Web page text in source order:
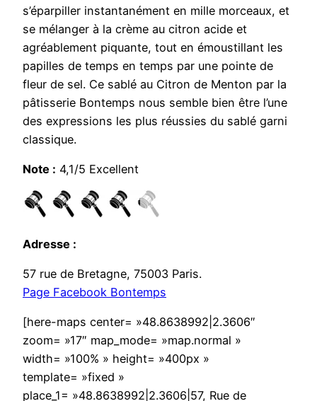
s’éparpiller instantanément en mille morceaux, et
se mélanger à la crème au citron acide et
agréablement piquante, tout en émoustillant les
papilles de temps en temps par une pointe de
fleur de sel. Ce sablé au Citron de Menton par la
pâtisserie Bontemps nous semble bien être l’une
des expressions les plus réussies du sablé garni
classique.
Note : 4,1/5 Excellent
Adresse :
57 rue de Bretagne, 75003 Paris.
Page Facebook Bontemps
[here-maps center= »48.8638992|2.3606″
zoom= »17″ map_mode= »map.normal »
width= »100% » height= »400px »
template= »fixed »
place_1= »48.8638992|2.3606|57, Rue de